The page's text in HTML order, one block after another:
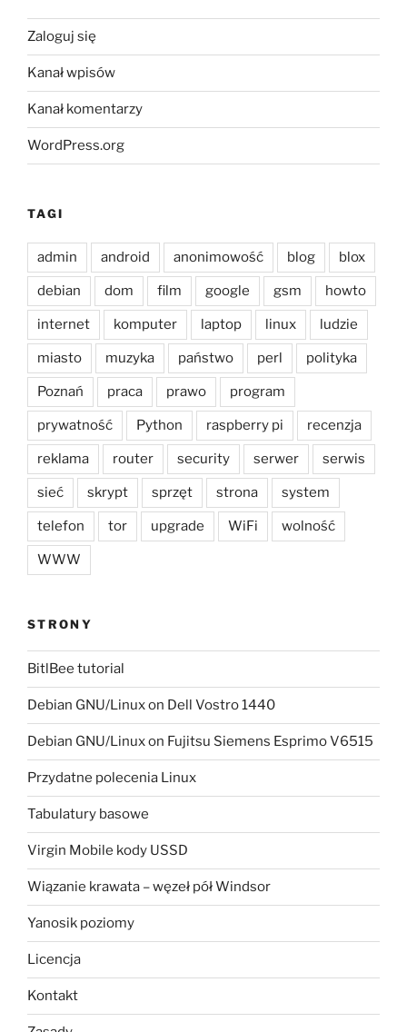
Zaloguj się
Kanał wpisów
Kanał komentarzy
WordPress.org
TAGI
admin android anonimowość blog blox
debian dom film google gsm howto
internet komputer laptop linux ludzie
miasto muzyka państwo perl polityka
Poznań praca prawo program
prywatność Python raspberry pi recenzja
reklama router security serwer serwis
sieć skrypt sprzęt strona system
telefon tor upgrade WiFi wolność
WWW
STRONY
BitlBee tutorial
Debian GNU/Linux on Dell Vostro 1440
Debian GNU/Linux on Fujitsu Siemens Esprimo V6515
Przydatne polecenia Linux
Tabulatury basowe
Virgin Mobile kody USSD
Wiązanie krawata – węzeł pół Windsor
Yanosik poziomy
Licencja
Kontakt